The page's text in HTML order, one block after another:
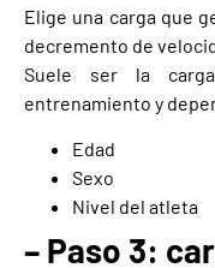
Elige una carga que
decremento de
Suele ser la
entrenamiento y
Edad
Sexo
Nivel del atleta
– Paso 3: